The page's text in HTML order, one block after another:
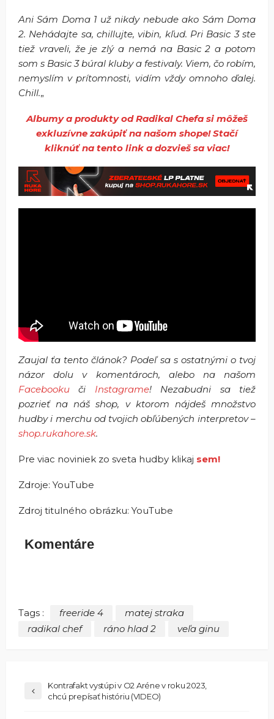
Ani Sám Doma 1 už nikdy nebude ako Sám Doma
2. Nehádajte sa, chillujte, vibin, kľud. Pri Basic 3 ste
tiež vraveli, že je zlý a nemá na Basic 2 a potom
som s Basic 3 búral kluby a festivaly. Viem, čo robím,
nemyslím v prítomnosti, vidím vždy omnoho ďalej.
Chill.„
Albumy a produkty od Radikal Chefa si môžeš
exkluzívne zakúpiť na našom shope! Stačí
kliknúť na tento link a dozvieš sa viac!
Zaujal ťa tento článok? Podeľ sa s ostatnými o tvoj
názor dolu v komentároch, alebo na našom
Facebooku či Instagrame! Nezabudni sa tiež
pozrieť na náš shop, v ktorom nájdeš množstvo
hudby i merchu od tvojich obľúbených interpretov –
shop.rukahore.sk.
Pre viac noviniek zo sveta hudby klikaj sem!
Zdroje: YouTube
Zdroj titulného obrázku: YouTube
Komentáre
Tags : freeride 4
matej straka
radikal chef
ráno hlad 2 veľa ginu
Kontrafakt vystúpi v O2 Aréne v roku 2023,
chcú prepísať históriu (VIDEO)